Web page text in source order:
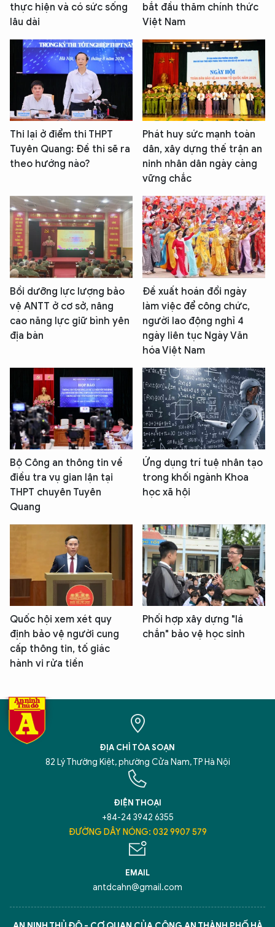
thực hiện và có sức sống
lâu dài
bắt đầu thăm chính thức
Việt Nam
Thi lại ở điểm thi THPT
Tuyên Quang: Đề thi sẽ ra
theo hướng nào?
Phát huy sức mạnh toàn
dân, xây dựng thế trận an
ninh nhân dân ngày càng
vững chắc
Bồi dưỡng lực lượng bảo
vệ ANTT ở cơ sở, nâng
cao năng lực giữ bình yên
địa bàn
Đề xuất hoán đổi ngày
làm việc để công chức,
người lao động nghỉ 4
ngày liên tục Ngày Văn
hóa Việt Nam
Bộ Công an thông tin về
điều tra vụ gian lận tại
THPT chuyên Tuyên
Quang
Ứng dụng trí tuệ nhân tạo
trong khối ngành Khoa
học xã hội
Quốc hội xem xét quy
định bảo vệ người cung
cấp thông tin, tố giác
hành vi rửa tiền
Phối hợp xây dựng "lá
chắn" bảo vệ học sinh
ĐỊA CHỈ TÒA SOẠN
82 Lý Thường Kiệt, phường Cửa Nam, TP Hà Nội
ĐIỆN THOẠI
+84-24 3942 6355
ĐƯỜNG DÂY NÓNG: 032 9907 579
EMAIL
antdcahn@gmail.com